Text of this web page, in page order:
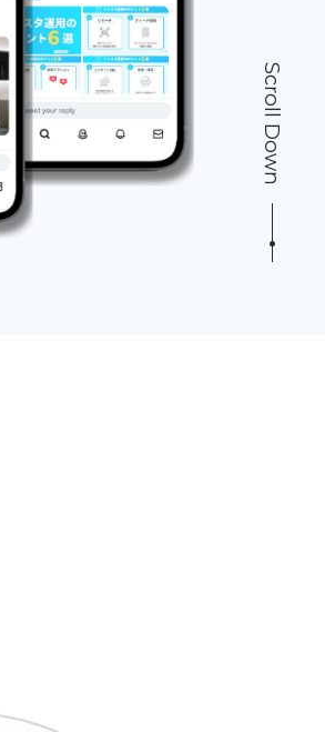
Scroll Down